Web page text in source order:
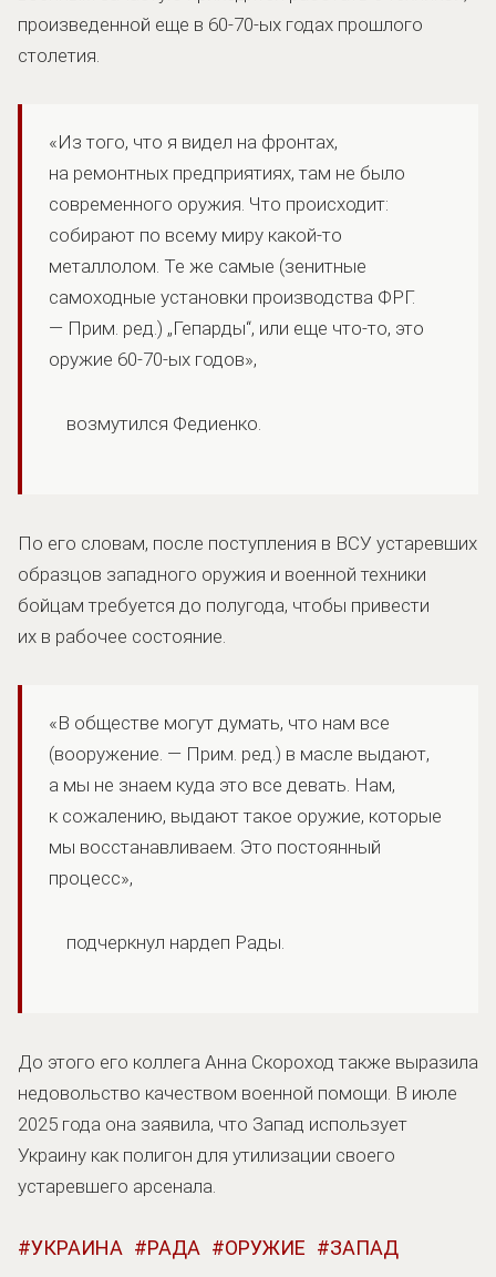
произведенной еще в 60-70-ых годах прошлого
столетия.
«Из того, что я видел на фронтах,
на ремонтных предприятиях, там не было
современного оружия. Что происходит:
собирают по всему миру какой-то
металлолом. Те же самые (зенитные
самоходные установки производства ФРГ.
— Прим. ред.) „Гепарды“, или еще что-то, это
оружие 60-70-ых годов»,
возмутился Федиенко.
По его словам, после поступления в ВСУ устаревших
образцов западного оружия и военной техники
бойцам требуется до полугода, чтобы привести
их в рабочее состояние.
«В обществе могут думать, что нам все
(вооружение. — Прим. ред.) в масле выдают,
а мы не знаем куда это все девать. Нам,
к сожалению, выдают такое оружие, которые
мы восстанавливаем. Это постоянный
процесс»,
подчеркнул нардеп Рады.
До этого его коллега Анна Скороход также выразила
недовольство качеством военной помощи. В июле
2025 года она заявила, что Запад использует
Украину как полигон для утилизации своего
устаревшего арсенала.
УКРАИНА РАДА ОРУЖИЕ
ЗАПАД